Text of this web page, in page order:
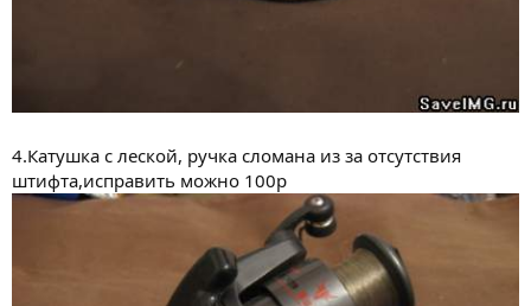
4.Катушка с леской, ручка сломана из за отсутствия
штифта,исправить можно 100р